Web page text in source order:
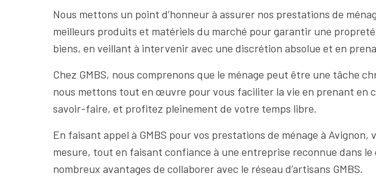
Nous mettons un point d’honneur à assurer nos prestations de
meilleurs produits et matériels du marché pour garantir une
biens, en veillant à intervenir avec une discrétion absolue et en
Chez GMBS, nous comprenons que le ménage peut être une tâche
nous mettons tout en œuvre pour vous faciliter la vie en prenant en
savoir-faire, et profitez pleinement de votre temps libre.
En faisant appel à GMBS pour vos prestations de ménage à
mesure, tout en faisant confiance à une entreprise reconnue dans
nombreux avantages de collaborer avec le réseau d’artisans GMBS.